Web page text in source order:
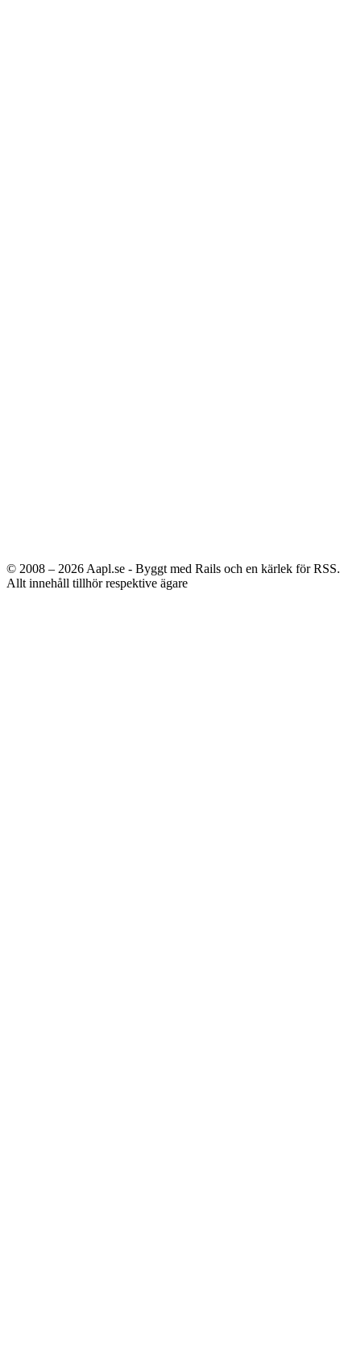
© 2008 – 2026 Aapl.se - Byggt med Rails och en kärlek för RSS.
Allt innehåll tillhör respektive ägare